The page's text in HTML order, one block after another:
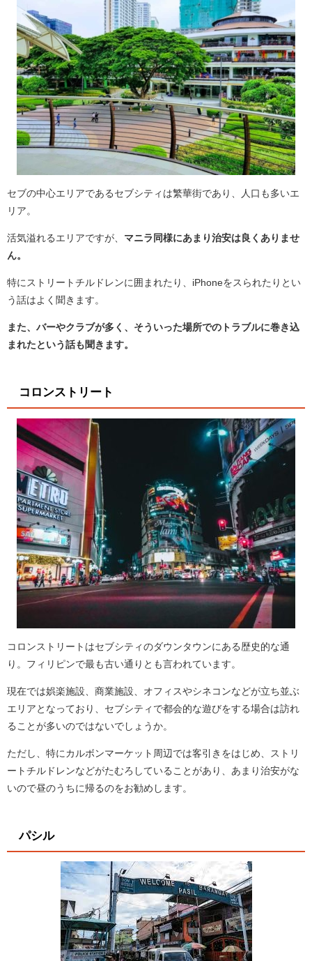
セブの中心エリアであるセブシティは繁華街であり、人口も多いエ
リア。
活気溢れるエリアですが、 マニラ同様にあまり治安は良くありませ
ん。
特にストリートチルドレンに囲まれたり、iPhoneをスられたりとい
う話はよく聞きます。
また、バーやクラブが多く、そういった場所でのトラブルに巻き込
まれたという話も聞きます。
コロンストリート
コロンストリートはセブシティのダウンタウンにある歴史的な通
り。フィリピンで最も古い通りとも言われています。
現在では娯楽施設、商業施設、オフィスやシネコンなどが立ち並ぶ
エリアとなっており、セブシティで都会的な遊びをする場合は訪れ
ることが多いのではないでしょうか。
ただし、特にカルボンマーケット周辺では客引きをはじめ、ストリ
ートチルドレンなどがたむろしていることがあり、あまり治安がな
いので昼のうちに帰るのをお勧めします。
パシル